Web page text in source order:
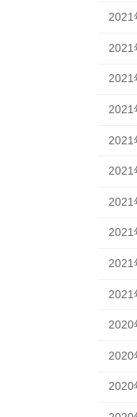
2021
2021
2021
2021
2021
2021
2021
2021
2021
2021
2020
2020
2020